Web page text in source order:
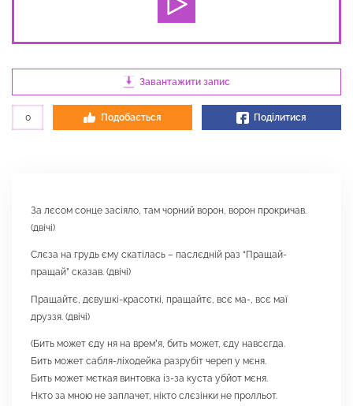
Завантажити запис
0 Подобається Поділитися
За лєсом сонце засіяло, там чорний ворон, ворон прокричав.
(двічі)
Слєза на грудь єму скатілась – паслєдній раз “Пращай-
пращай” сказав. (двічі)
Пращайтє, дєвушкі-красоткі, пращайтє, всє ма-, всє маї
друззя. (двічі)
(Бить может єду ня на времʼя, бить может, єду навсєгда.
Бить может сабля-ліходейка разрубіт череп у мєня.
Бить может мєткая винтовка із-за куста убйот мєня.
Нкто за мною не заплачет, нікто слєзінки не пролльот.